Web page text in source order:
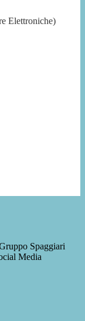
Elettroniche)
Spaggiari
Media